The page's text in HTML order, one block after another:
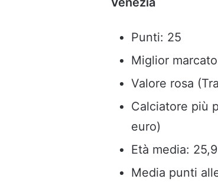
Punti: 25
Miglior
Valore rosa
Calciatore più
euro)
Età media: 25,9
Media punti